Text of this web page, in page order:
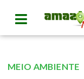
MEIO AMBIENTE